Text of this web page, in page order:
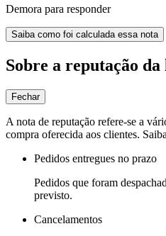
Demora para responder
Saiba como foi calculada essa nota
Sobre a reputação da
Fechar
A nota de reputação refere-se a
compra oferecida aos clientes.
Pedidos entregues no prazo
Pedidos que foram
previsto.
Cancelamentos